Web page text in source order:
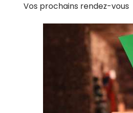
Vos prochains rendez-vous